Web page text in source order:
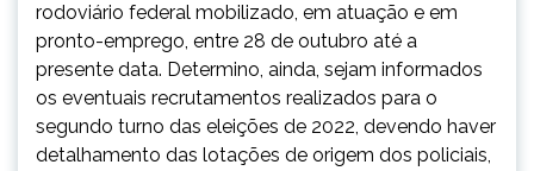
rodoviário federal mobilizado, em atuação e em
pronto-emprego, entre 28 de outubro até a
presente data. Determino, ainda, sejam informados
os eventuais recrutamentos realizados para o
segundo turno das eleições de 2022, devendo haver
detalhamento das lotações de origem dos policiais,